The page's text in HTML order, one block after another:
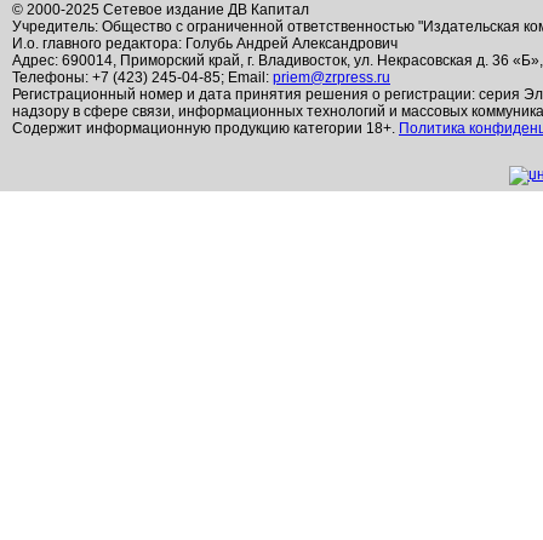
© 2000-2025 Сетевое издание ДВ Капитал
Учредитель: Общество с ограниченной ответственностью "Издательская
И.о. главного редактора: Голубь Андрей Александрович
Адрес: 690014, Приморский край, г. Владивосток, ул. Некрасовская д. 36
Телефоны: +7 (423) 245-04-85; Email: priem@zrpress.ru
Регистрационный номер и дата принятия решения о регистрации: серия
надзору в сфере связи, информационных технологий и массовых
Содержит информационную продукцию категории 18+. Политика